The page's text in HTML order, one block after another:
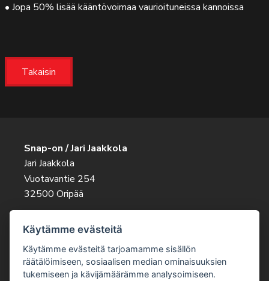
• Jopa 50% lisää kääntövoimaa vaurioituneissa kannoissa
Takaisin
Snap-on / Jari Jaakkola
Jari Jaakkola
Vuotavantie 254
32500 Oripää
045 263 9343
jari.jaakkola@snapon.fi
Käytämme evästeitä
Käytämme evästeitä tarjoamamme sisällön
räätälöimiseen, sosiaalisen median ominaisuuksien
tukemiseen ja kävijämäärämme analysoimiseen.